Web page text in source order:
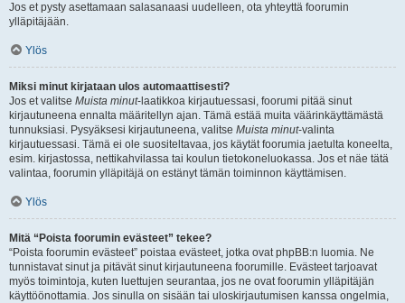
Jos et pysty asettamaan salasanaasi uudelleen, ota yhteyttä foorumin
ylläpitäjään.
Ylös
Miksi minut kirjataan ulos automaattisesti?
Jos et valitse Muista minut-laatikkoa kirjautuessasi, foorumi pitää sinut
kirjautuneena ennalta määritellyn ajan. Tämä estää muita väärinkäyttämästä
tunnuksiasi. Pysyäksesi kirjautuneena, valitse Muista minut-valinta
kirjautuessasi. Tämä ei ole suositeltavaa, jos käytät foorumia jaetulta koneelta,
esim. kirjastossa, nettikahvilassa tai koulun tietokoneluokassa. Jos et näe tätä
valintaa, foorumin ylläpitäjä on estänyt tämän toiminnon käyttämisen.
Ylös
Mitä “Poista foorumin evästeet” tekee?
“Poista foorumin evästeet” poistaa evästeet, jotka ovat phpBB:n luomia. Ne
tunnistavat sinut ja pitävät sinut kirjautuneena foorumille. Evästeet tarjoavat
myös toimintoja, kuten luettujen seurantaa, jos ne ovat foorumin ylläpitäjän
käyttöönottamia. Jos sinulla on sisään tai uloskirjautumisen kanssa ongelmia,